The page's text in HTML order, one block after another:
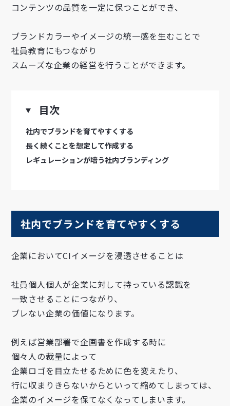
コンテンツの品質を一定に保つことができ、
ブランドカラーやイメージの統一感を生むことで
社員教育にもつながり
スムーズな企業の経営を行うことができます。
目次
社内でブランドを育てやすくする
長く続くことを想定して作成する
レギュレーションが培う社内ブランディング
社内でブランドを育てやすくする
企業においてCIイメージを浸透させることは
社員個人個人が企業に対して持っている認識を
一致させることにつながり、
ブレない企業の価値になります。
例えば営業部署で企画書を作成する時に
個々人の裁量によって
企業ロゴを目立たせるために色を変えたり、
行に収まりきらないからといって縮めてしまっては、
企業のイメージを保てなくなってしまいます。